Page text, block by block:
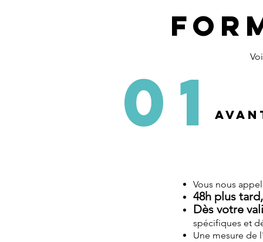
01
Vous nous
48h plus tard,
Dès votre
spécifiques et
Une mesure de